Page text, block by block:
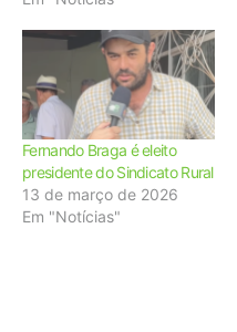
Fernando Braga é eleito
presidente do Sindicato Rural
13 de março de 2026
Em "Notícias"